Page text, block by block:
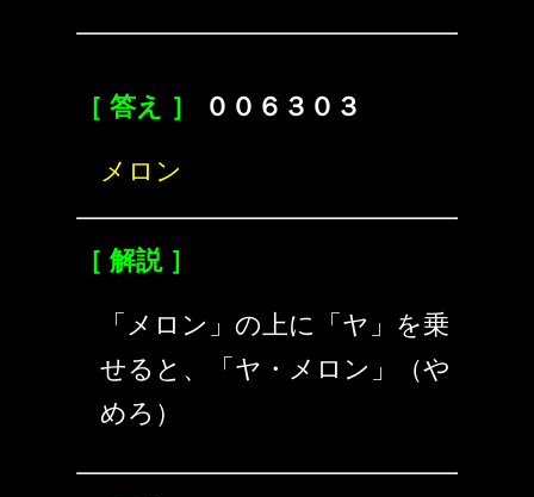
［ 答え ］ ００６３０３
メロン
［ 解説 ］
「メロン」の上に「ヤ」を乗
せると、「ヤ・メロン」（や
めろ）